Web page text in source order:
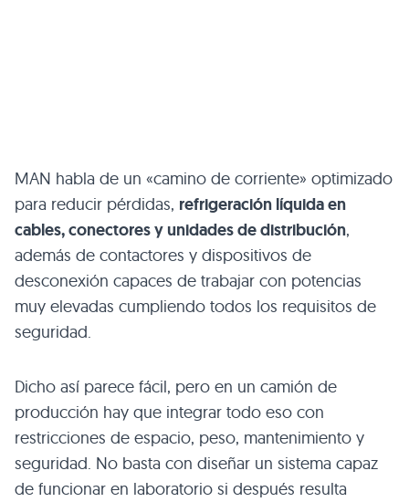
MAN habla de un «camino de corriente» optimizado
para reducir pérdidas, refrigeración líquida en
cables, conectores y unidades de distribución,
además de contactores y dispositivos de
desconexión capaces de trabajar con potencias
muy elevadas cumpliendo todos los requisitos de
seguridad.
Dicho así parece fácil, pero en un camión de
producción hay que integrar todo eso con
restricciones de espacio, peso, mantenimiento y
seguridad. No basta con diseñar un sistema capaz
de funcionar en laboratorio si después resulta